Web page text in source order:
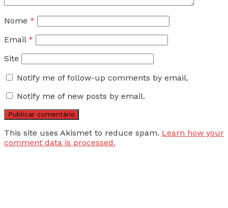
Nome *
Email *
Site
Notify me of follow-up comments by email.
Notify me of new posts by email.
This site uses Akismet to reduce spam. Learn how your
comment data is processed.